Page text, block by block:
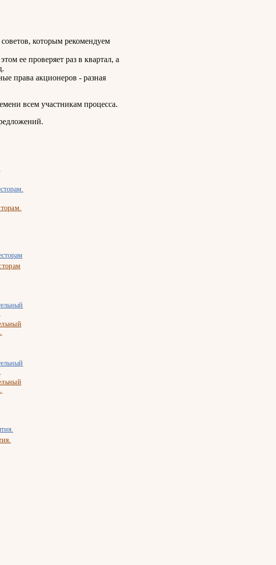
которым рекомендуем
ее проверяет раз в квартал, а
права акционеров - разная
всем участникам процесса.